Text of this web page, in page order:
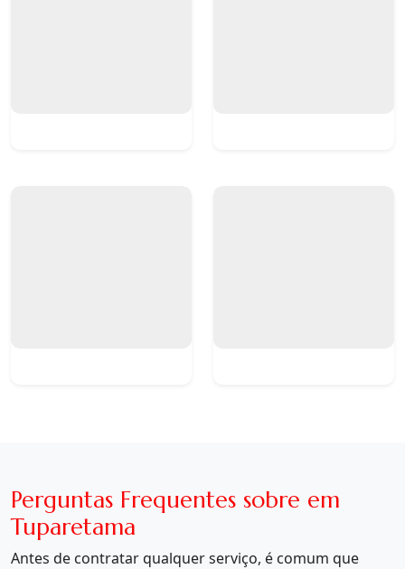
Perguntas Frequentes sobre em
Tuparetama
Antes de contratar qualquer serviço, é comum que